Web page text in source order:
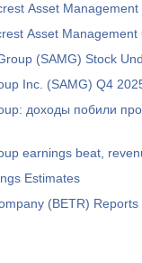
Asset
Asset
(SAMG) Stock
Inc. (SAMG) Q4
доходы побили
earnings beat,
Estimates
(BETR)